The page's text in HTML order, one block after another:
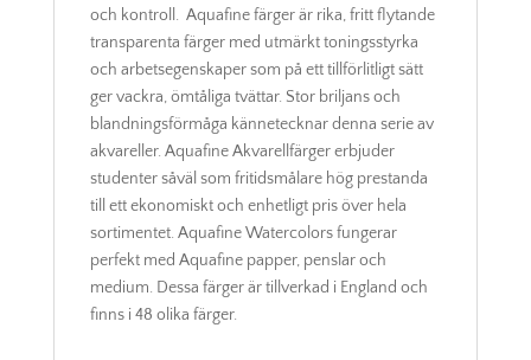
och kontroll. Aquafine färger är rika, fritt flytande
transparenta färger med utmärkt toningsstyrka
och arbetsegenskaper som på ett tillförlitligt sätt
ger vackra, ömtåliga tvättar. Stor briljans och
blandningsförmåga kännetecknar denna serie av
akvareller. Aquafine Akvarellfärger erbjuder
studenter såväl som fritidsmålare hög prestanda
till ett ekonomiskt och enhetligt pris över hela
sortimentet. Aquafine Watercolors fungerar
perfekt med Aquafine papper, penslar och
medium. Dessa färger är tillverkad i England och
finns i 48 olika färger.